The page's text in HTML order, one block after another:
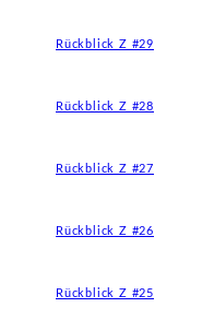
Rückblick Z #29
Rückblick Z #28
Rückblick Z #27
Rückblick Z #26
Rückblick Z #25